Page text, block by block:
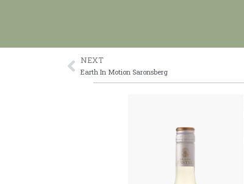
Prev
NEXT
Earth In Motion Saronsberg